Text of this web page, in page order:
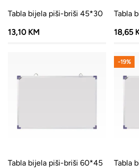
Tabla bijela piši-briši 45*30
13,10 KM
Tabla
18,65
Tabla bijela piši-briši 60*45
Tabla
-19%